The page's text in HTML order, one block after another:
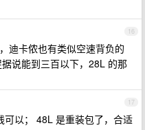
16
迪卡侬也有类似空速背负的
说能到三百以下，28L 的那
17
可以； 48L 是重装包了，合适